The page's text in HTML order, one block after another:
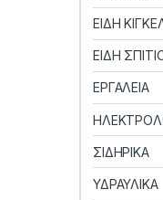
ΕΙΔΗ
ΕΙΔΗ
ΕΡΓΑΛΕΙΑ
ΣΙΔΗΡΙΚΑ
ΥΔΡΑΥΛΙΚΑ